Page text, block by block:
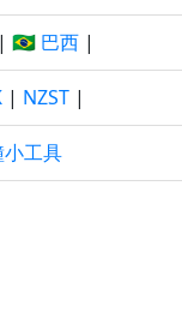
| 🇧🇷 巴西 |
| NZST |
工具